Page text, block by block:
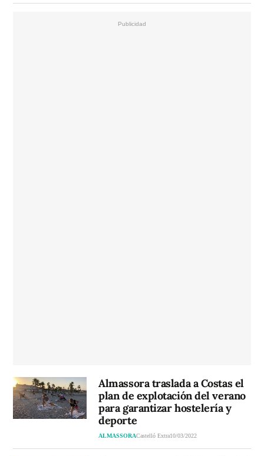
Almassora traslada a Costas el
plan de explotación del verano
para garantizar hostelería y
deporte
ALMASSORACastelló Extra10/03/2022